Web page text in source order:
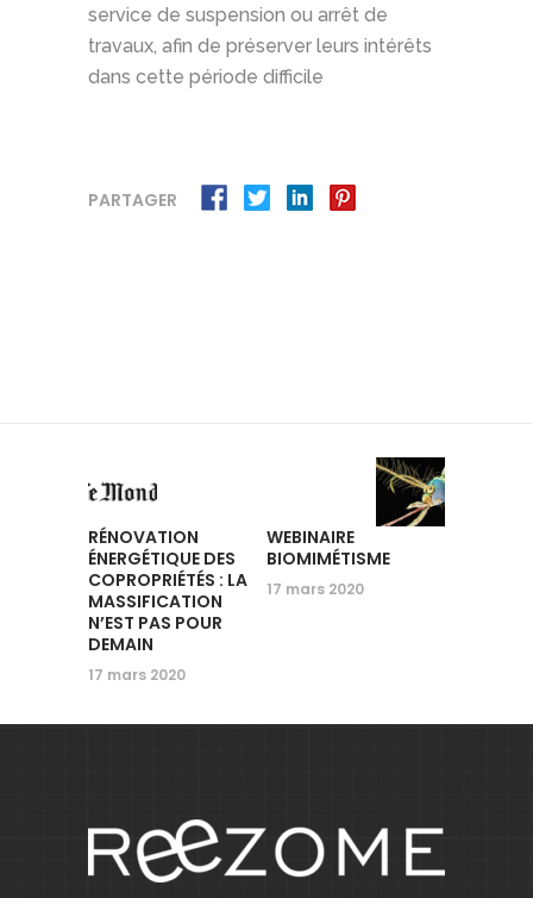
service de suspension ou arrêt de
travaux, afin de préserver leurs intérêts
dans cette période difficile
PARTAGER
RÉNOVATION
ÉNERGÉTIQUE DES
COPROPRIÉTÉS : LA
MASSIFICATION
N’EST PAS POUR
DEMAIN
17 mars 2020
WEBINAIRE
BIOMIMÉTISME
17 mars 2020